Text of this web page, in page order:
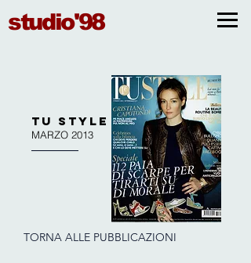
studio'98
TU STYLE
MARZO 2013
TORNA ALLE PUBBLICAZIONI
Tu style